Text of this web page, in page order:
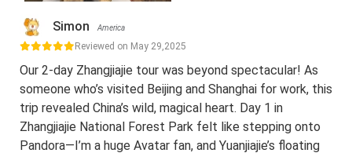
Simon America
Reviewed on May 29,2025
Our 2-day Zhangjiajie tour was beyond spectacular! As
someone who’s visited Beijing and Shanghai for work, this
trip revealed China’s wild, magical heart. Day 1 in
Zhangjiajie National Forest Park felt like stepping onto
Pandora—I’m a huge Avatar fan, and Yuanjiajie’s floating